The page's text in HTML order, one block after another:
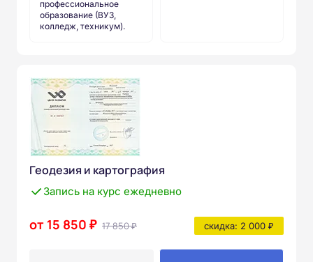
профессиональное
образование (ВУЗ,
колледж, техникум).
Геодезия и картография
Запись на курс ежедневно
от 15 850 ₽ 17 850 ₽ скидка: 2 000 ₽